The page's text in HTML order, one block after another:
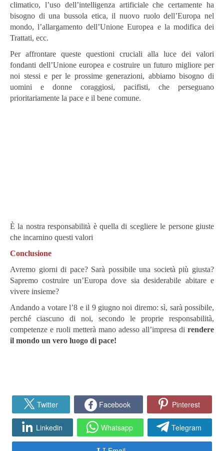
climatico, l’uso dell’intelligenza artificiale che certamente ha
bisogno di una bussola etica, il nuovo ruolo dell’Europa nel
mondo, l’allargamento dell’Unione Europea e la modifica dei
Trattati, ecc.
Per affrontare queste questioni cruciali alla luce dei valori
fondanti dell’Unione europea e costruire un futuro migliore per
noi stessi e per le prossime generazioni, abbiamo bisogno di
uomini e donne coraggiosi, pacifisti, che perseguano
prioritariamente la pace e il bene comune.
È la nostra responsabilità è quella di scegliere le persone giuste
che incarnino questi valori
Conclusione
Avremo giorni di pace? Sarà possibile una società più giusta?
Sapremo costruire un’Europa dove sia desiderabile abitare e
vivere insieme?
Andando a votare l’8 e il 9 giugno noi diremo: sì, sarà possibile,
perché ciascuno di noi, secondo le proprie responsabilità,
competenze e ruoli metterà mano adesso all’impresa di rendere
il mondo un vero luogo di pace!
Twitter Facebook Pinterest
Linkedin Whatsapp Telegram